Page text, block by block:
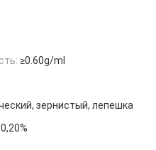
≥0.60g/ml
зернистый, лепешка